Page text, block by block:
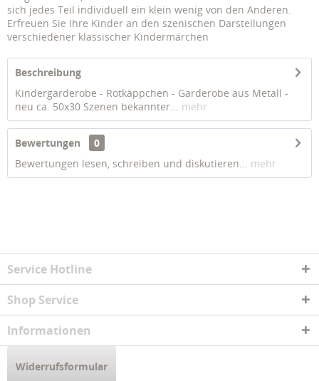
sich jedes Teil individuell ein klein wenig von den Anderen.
Erfreuen Sie Ihre Kinder an den szenischen Darstellungen
verschiedener klassischer Kindermärchen
Beschreibung
Kindergarderobe - Rotkäppchen - Garderobe aus Metall -
neu ca. 50x30 Szenen bekannter... mehr
Bewertungen
0
Bewertungen lesen, schreiben und diskutieren... mehr
Service Hotline
Shop Service
Informationen
Widerrufsformular